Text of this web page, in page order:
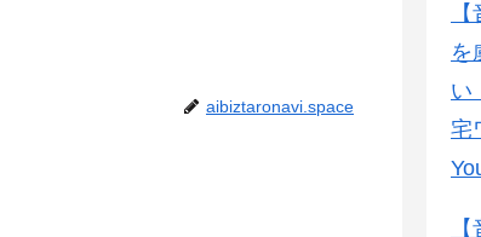
aibiztaronavi.space
を
い
宅